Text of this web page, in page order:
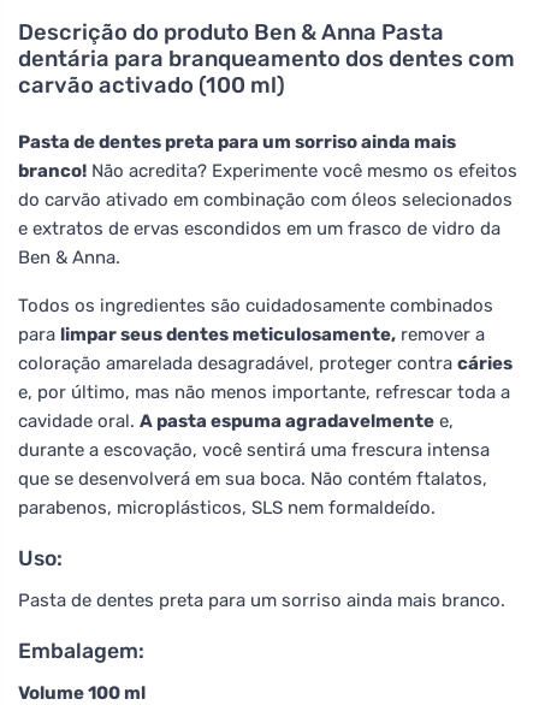
Descrição do produto Ben & Anna Pasta
dentária para branqueamento dos dentes com
carvão activado (100 ml)
Pasta de dentes preta para um sorriso ainda mais
branco! Não acredita? Experimente você mesmo os efeitos
do carvão ativado em combinação com óleos selecionados
e extratos de ervas escondidos em um frasco de vidro da
Ben & Anna.
Todos os ingredientes são cuidadosamente combinados
para limpar seus dentes meticulosamente, remover a
coloração amarelada desagradável, proteger contra cáries
e, por último, mas não menos importante, refrescar toda a
cavidade oral. A pasta espuma agradavelmente e,
durante a escovação, você sentirá uma frescura intensa
que se desenvolverá em sua boca. Não contém ftalatos,
parabenos, microplásticos, SLS nem formaldeído.
Uso:
Pasta de dentes preta para um sorriso ainda mais branco.
Embalagem:
Volume 100 ml